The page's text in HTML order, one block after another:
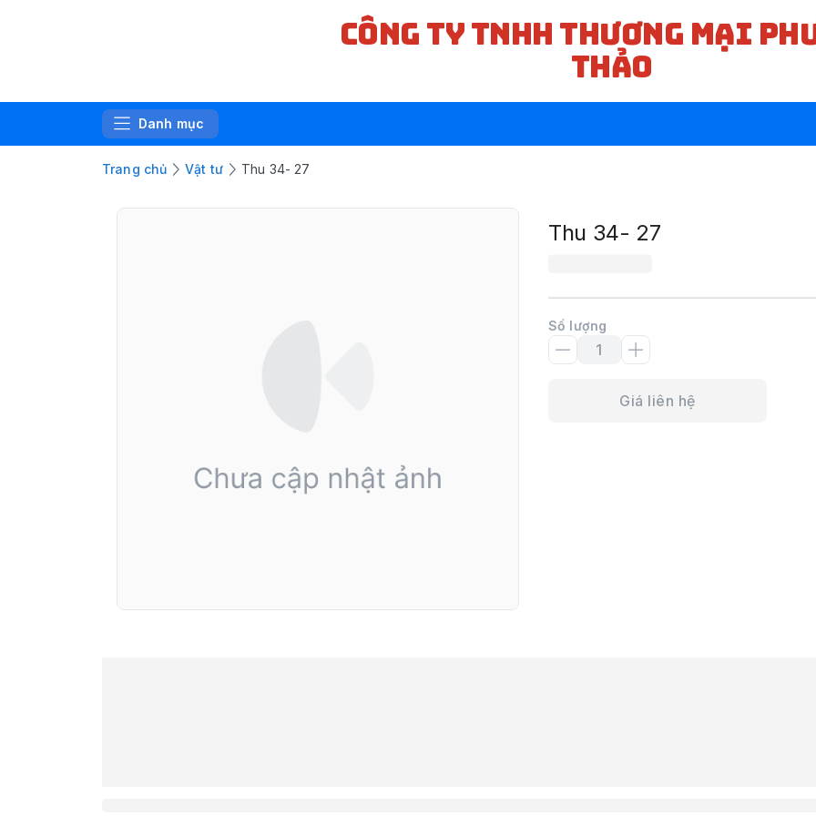
CÔNG TY TNHH THƯƠNG MẠI
THẢO
Danh mục
Trang chủ Vật tư Thu 34- 27
Thu 34- 27
Số lượng
Giá liên hệ